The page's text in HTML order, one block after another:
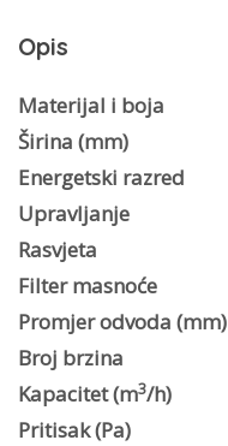
bijela
količina
Opis
Materijal i boja
Širina (mm)
Energetski razred
Upravljanje
Rasvjeta
Filter masnoće
Promjer odvoda (mm)
Broj brzina
Kapacitet (m3/h)
Pritisak (Pa)